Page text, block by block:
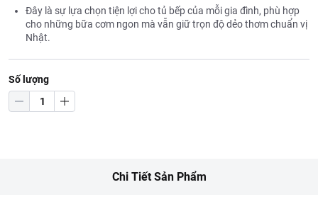
Đây là sự lựa chọn tiện lợi cho tủ bếp của mỗi gia đình, phù hợp
cho những bữa cơm ngon mà vẫn giữ trọn độ dẻo thơm chuẩn vị
Nhật.
Số lượng
Chi Tiết Sản Phẩm